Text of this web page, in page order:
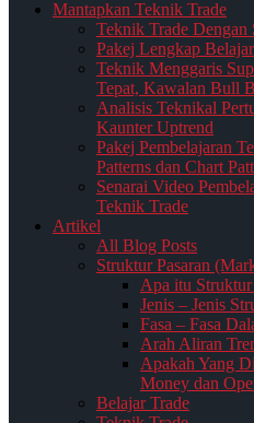
Mantapkan Teknik Trade
Teknik Trade Dengan
Pakej Lengkap
Teknik Menggaris
Tepat, Kawalan Bull
Analisis Teknikal
Kaunter Uptrend
Pakej Pembelajaran
Patterns dan Chart
Senarai Video
Teknik Trade
Artikel
All Blog Posts
Struktur Pasaran
Apa itu
Jenis – Jenis
Fasa – Fasa
Arah Aliran
Apakah Yang
Money dan
Belajar Trade